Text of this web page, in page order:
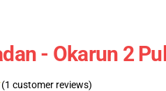
- Okarun 2
(1 customer reviews)